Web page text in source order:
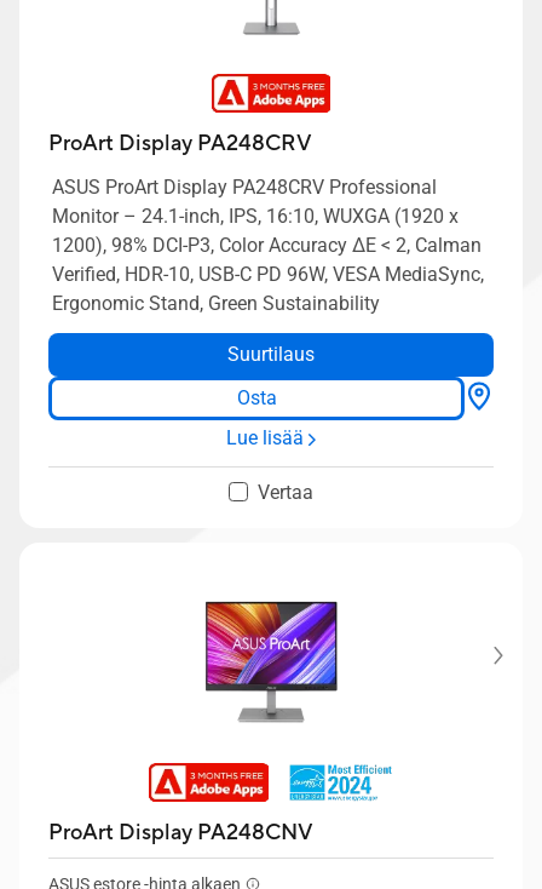
ProArt Display PA248CRV
ASUS ProArt Display PA248CRV Professional
Monitor – 24.1-inch, IPS, 16:10, WUXGA (1920 x
1200), 98% DCI-P3, Color Accuracy ΔE < 2, Calman
Verified, HDR-10, USB-C PD 96W, VESA MediaSync,
Ergonomic Stand, Green Sustainability
Suurtilaus
Osta
Lue lisää
Vertaa
ProArt Display PA248CNV
ASUS estore -hinta alkaen